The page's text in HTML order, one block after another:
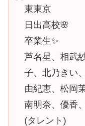
東東京
日出高校🌸
卒業生✨
芦名星、相武
子、北乃きい
由紀恵、松岡
南明奈、優香
(タレント)